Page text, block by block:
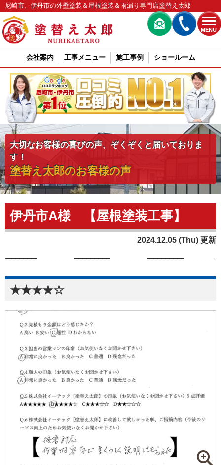
MENU
尼崎市、伊丹市の外壁塗装＆屋根塗装＆雨漏り専門店塗替え太郎
会社案内 工事メニュー 施工事例 ショールーム
大切なお客様の喜びの声、ぞくぞくと届いておりま
す！
塗替え太郎のお客様の声
伊丹市A様 【屋根塗装工事】
2024.12.05 (Thu) 更新
★★★★☆